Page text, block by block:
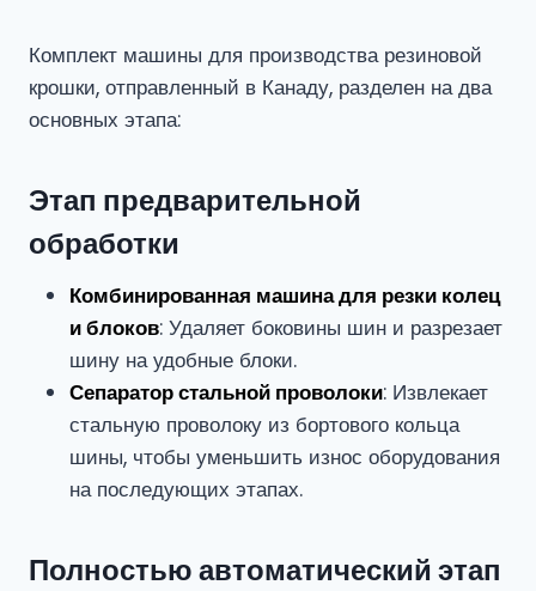
Комплект машины для производства резиновой
крошки, отправленный в Канаду, разделен на два
основных этапа:
Этап предварительной
обработки
Комбинированная машина для резки колец
и блоков: Удаляет боковины шин и разрезает
шину на удобные блоки.
Сепаратор стальной проволоки: Извлекает
стальную проволоку из бортового кольца
шины, чтобы уменьшить износ оборудования
на последующих этапах.
Полностью автоматический этап